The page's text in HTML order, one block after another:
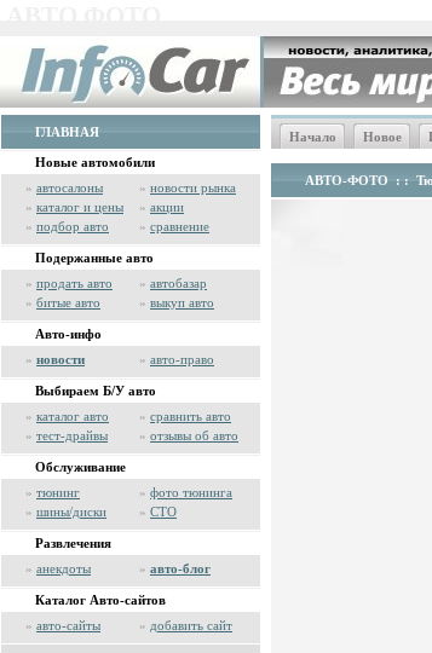
ГЛАВНАЯ
Новые автомобили
» автосалоны » новости рынка
» каталог и цены » акции
» подбор авто » сравнение
Подержанные авто
» продать авто » автобазар
» битые авто » выкуп авто
Авто-инфо
» новости » авто-право
Выбираем Б/У авто
» каталог авто » сравнить авто
» тест-драйвы » отзывы об авто
Обслуживание
» тюнинг » фото тюнинга
» шины/диски » СТО
Развлечения
» анекдоты » авто-блог
Каталог Авто-сайтов
» авто-сайты » добавить сайт
Начало Новое
АВТО-ФОТО : :